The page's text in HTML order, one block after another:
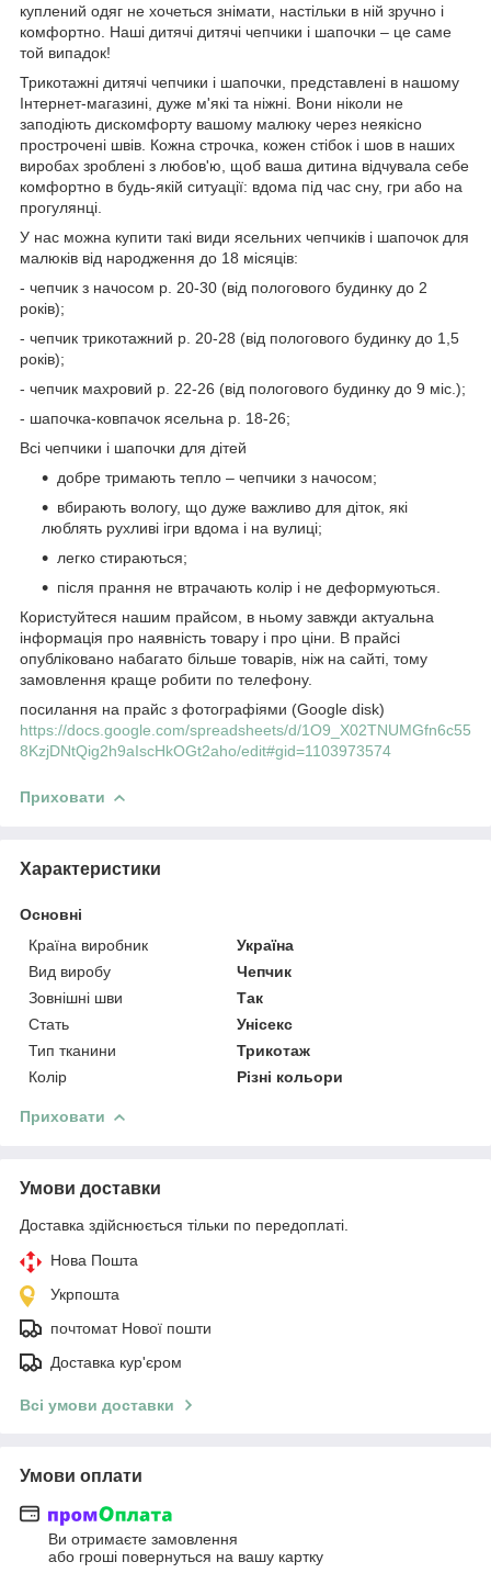
куплений одяг не хочеться знімати, настільки в ній зручно і
комфортно. Наші дитячі дитячі чепчики і шапочки – це саме
той випадок!
Трикотажні дитячі чепчики і шапочки, представлені в нашому
Інтернет-магазині, дуже м'які та ніжні. Вони ніколи не
заподіють дискомфорту вашому малюку через неякісно
прострочені швів. Кожна строчка, кожен стібок і шов в наших
виробах зроблені з любов'ю, щоб ваша дитина відчувала себе
комфортно в будь-якій ситуації: вдома під час сну, гри або на
прогулянці.
У нас можна купити такі види ясельних чепчиків і шапочок для
малюків від народження до 18 місяців:
- чепчик з начосом р. 20-30 (від пологового будинку до 2
років);
- чепчик трикотажний р. 20-28 (від пологового будинку до 1,5
років);
- чепчик махровий р. 22-26 (від пологового будинку до 9 міс.);
- шапочка-ковпачок ясельна р. 18-26;
Всі чепчики і шапочки для дітей
добре тримають тепло – чепчики з начосом;
вбирають вологу, що дуже важливо для діток, які
люблять рухливі ігри вдома і на вулиці;
легко стираються;
після прання не втрачають колір і не деформуються.
Користуйтеся нашим прайсом, в ньому завжди актуальна
інформація про наявність товару і про ціни. В прайсі
опубліковано набагато більше товарів, ніж на сайті, тому
замовлення краще робити по телефону.
посилання на прайс з фотографіями (Google disk)
https://docs.google.com/spreadsheets/d/1O9_X02TNUMGfn6c55
8KzjDNtQig2h9aIscHkOGt2aho/edit#gid=1103973574
Приховати
Характеристики
Основні
Країна виробник
Україна
Вид виробу
Чепчик
Зовнішні шви
Так
Стать
Унісекс
Тип тканини
Трикотаж
Колір
Різні кольори
Приховати
Умови доставки
Доставка здійснюється тільки по передоплаті.
Нова Пошта
Укрпошта
почтомат Нової пошти
Доставка кур'єром
Всі умови доставки
Умови оплати
Ви отримаєте замовлення
або гроші повернуться на вашу картку